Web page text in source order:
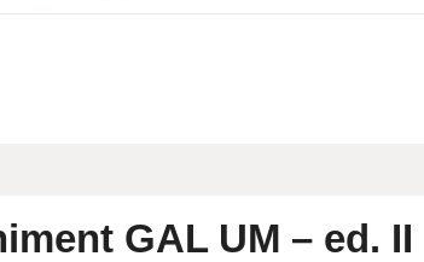
GAL UM – ed. II